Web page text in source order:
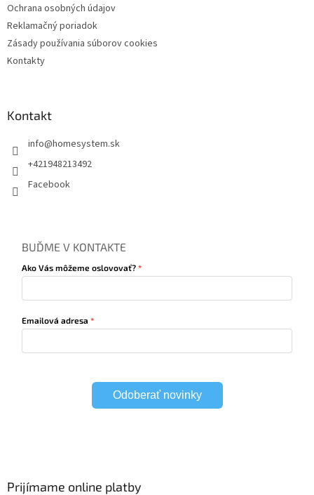
Ochrana osobných údajov
Reklamačný poriadok
Zásady používania súborov cookies
Kontakty
Kontakt
info@homesystem.sk
+421948213492
Facebook
BUĎME V KONTAKTE
Ako Vás môžeme oslovovať?
Emailová adresa
Odoberať novinky
Prijímame online platby